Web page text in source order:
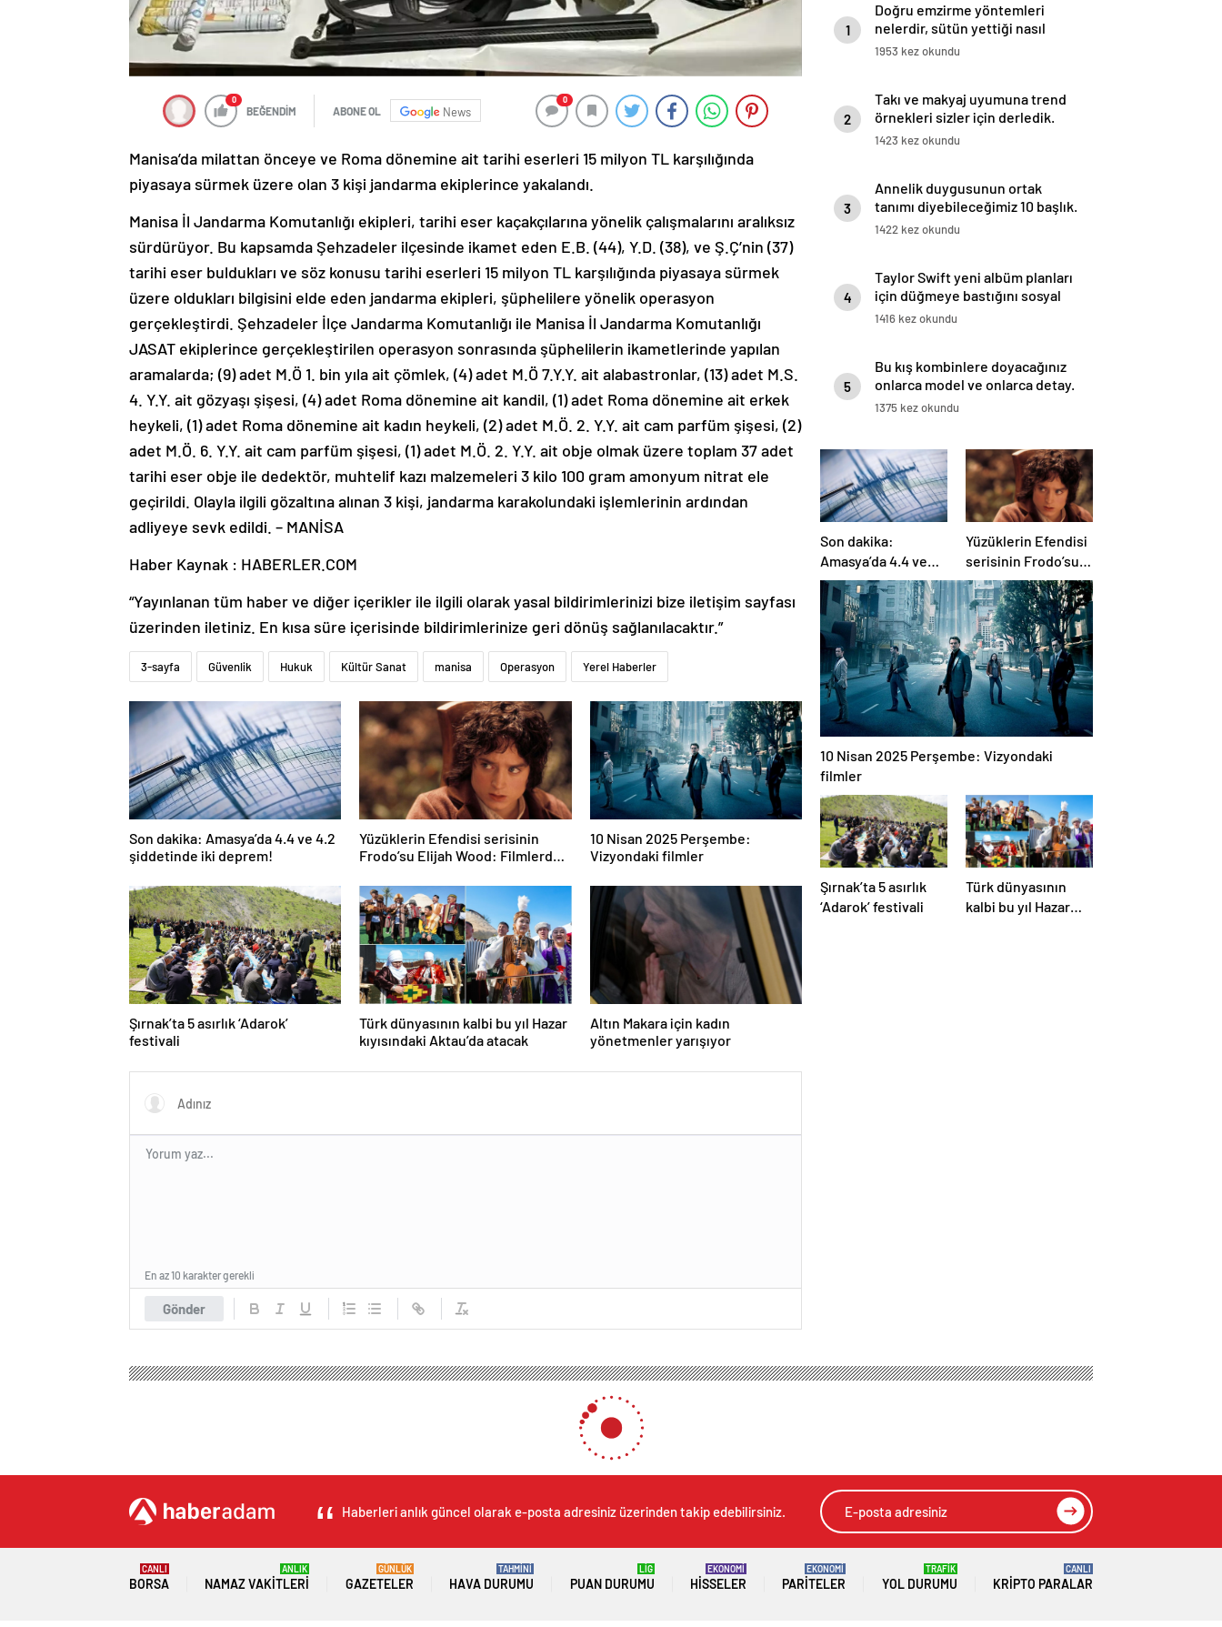
0
BEĞENDİM ABONE OL News
0
Manisa’da milattan önceye ve Roma dönemine ait tarihi eserleri 15 milyon TL karşılığında
piyasaya sürmek üzere olan 3 kişi jandarma ekiplerince yakalandı.
Manisa İl Jandarma Komutanlığı ekipleri, tarihi eser kaçakçılarına yönelik çalışmalarını aralıksız
sürdürüyor. Bu kapsamda Şehzadeler ilçesinde ikamet eden E.B. (44), Y.D. (38), ve Ş.Ç’nin (37)
tarihi eser buldukları ve söz konusu tarihi eserleri 15 milyon TL karşılığında piyasaya sürmek
üzere oldukları bilgisini elde eden jandarma ekipleri, şüphelilere yönelik operasyon
gerçekleştirdi. Şehzadeler İlçe Jandarma Komutanlığı ile Manisa İl Jandarma Komutanlığı
JASAT ekiplerince gerçekleştirilen operasyon sonrasında şüphelilerin ikametlerinde yapılan
aramalarda; (9) adet M.Ö 1. bin yıla ait çömlek, (4) adet M.Ö 7.Y.Y. ait alabastronlar, (13) adet M.S.
4. Y.Y. ait gözyaşı şişesi, (4) adet Roma dönemine ait kandil, (1) adet Roma dönemine ait erkek
heykeli, (1) adet Roma dönemine ait kadın heykeli, (2) adet M.Ö. 2. Y.Y. ait cam parfüm şişesi, (2)
adet M.Ö. 6. Y.Y. ait cam parfüm şişesi, (1) adet M.Ö. 2. Y.Y. ait obje olmak üzere toplam 37 adet
tarihi eser obje ile dedektör, muhtelif kazı malzemeleri 3 kilo 100 gram amonyum nitrat ele
geçirildi. Olayla ilgili gözaltına alınan 3 kişi, jandarma karakolundaki işlemlerinin ardından
adliyeye sevk edildi. – MANİSA
Haber Kaynak : HABERLER.COM
“Yayınlanan tüm haber ve diğer içerikler ile ilgili olarak yasal bildirimlerinizi bize iletişim sayfası
üzerinden iletiniz. En kısa süre içerisinde bildirimlerinize geri dönüş sağlanılacaktır.”
3-sayfa Güvenlik Hukuk Kültür Sanat manisa Operasyon Yerel Haberler
Son dakika: Amasya’da 4.4 ve 4.2
şiddetinde iki deprem!
Yüzüklerin Efendisi serisinin
Frodo’su Elijah Wood: Filmlerde
10 Nisan 2025 Perşembe:
Vizyondaki filmler
Şırnak’ta 5 asırlık ‘Adarok’
festivali
Türk dünyasının kalbi bu yıl Hazar
kıyısındaki Aktau’da atacak
Altın Makara için kadın
yönetmenler yarışıyor
Gönder
En az 10 karakter gerekli
1
Doğru emzirme yöntemleri
nelerdir, sütün yettiği nasıl
anlaşılır?
1953 kez okundu
2
Takı ve makyaj uyumuna trend
örnekleri sizler için derledik.
1423 kez okundu
3
Annelik duygusunun ortak
tanımı diyebileceğimiz 10 başlık.
1422 kez okundu
4
Taylor Swift yeni albüm planları
için düğmeye bastığını sosyal
medyadan duyurdu!
1416 kez okundu
5
Bu kış kombinlere doyacağınız
onlarca model ve onlarca detay.
1375 kez okundu
Son dakika:
Amasya’da 4.4 ve
4.2 şiddetinde iki
deprem!
Yüzüklerin Efendisi
serisinin Frodo’su
Elijah Wood:
Filmlerde yüksek
paralar kazanmadım
10 Nisan 2025 Perşembe: Vizyondaki
filmler
Şırnak’ta 5 asırlık
‘Adarok’ festivali
Türk dünyasının
kalbi bu yıl Hazar
Haberleri anlık güncel olarak e-posta adresiniz üzerinden takip edebilirsiniz.
BORSA
CANLI
NAMAZ VAKITLERI
ANLIK
GAZETELER
GÜNLÜK
HAVA DURUMU
TAHMİNİ
PUAN DURUMU
LİG
HISSELER
EKONOMİ
PARITELER
EKONOMİ
YOL DURUMU
TRAFİK
KRIPTO PARALAR
CANLI